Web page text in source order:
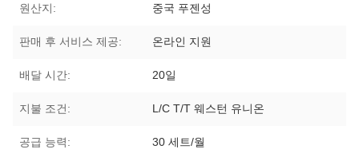
원산지: 중국 푸젠성
판매 후 서비스 제공: 온라인 지원
배달 시간: 20일
지불 조건: L/C T/T 웨스턴 유니온
공급 능력: 30 세트/월